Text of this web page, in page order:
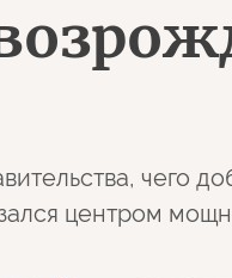
чего
центром